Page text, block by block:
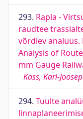
293. Rapla -
raudtee
võrdlev
Analysis of
mm Gauge
Kass, Karl-Joosep
294. Tuulte